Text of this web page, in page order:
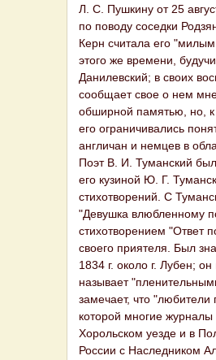
Л. С. Пушкину от 25
по поводу соседки
Керн считала его
этого же времени,
Данилевский; в своих
сообщает свое о нем
обширной памятью, но, к
его ограничивались
англичан и немцев в
Поэт В. И. Туманский
его кузиной Ю. Г.
стихотворений. С
"Девушка влюбленному
стихотворением "Ответ
своего приятеля. Был
1834 г. около г. Лубен;
называет
замечает, что
которой многие
Хорольском уезде и в
России с Наследником